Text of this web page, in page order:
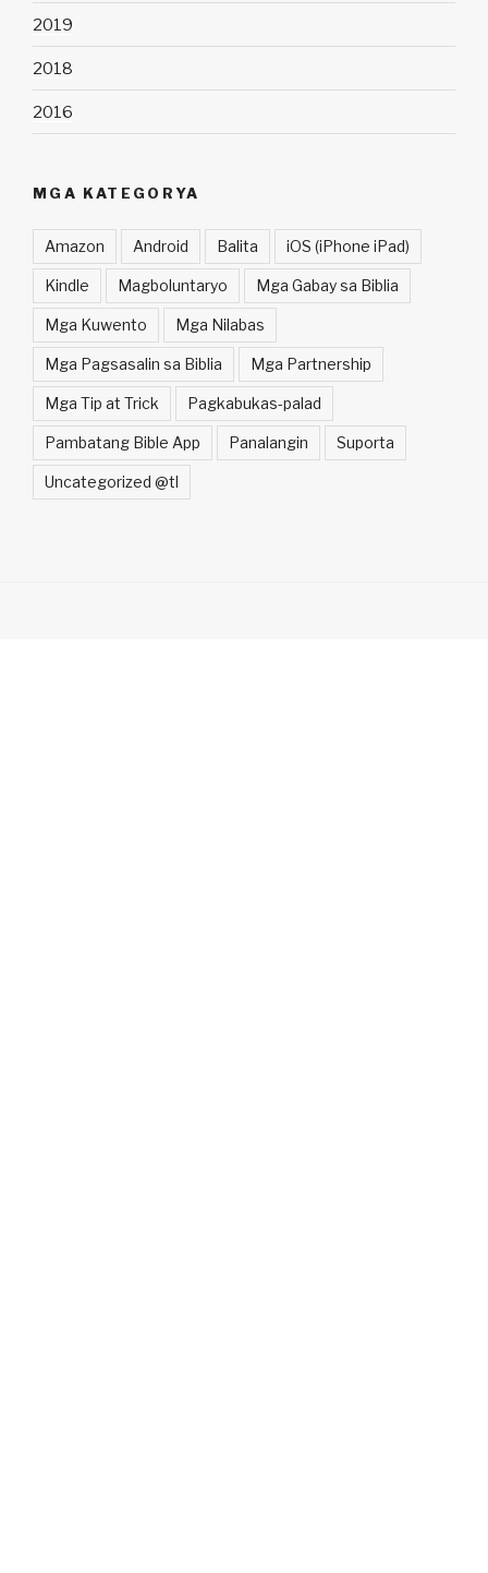
2019
2018
2016
MGA KATEGORYA
Amazon Android Balita iOS (iPhone iPad)
Kindle Magboluntaryo Mga Gabay sa Biblia
Mga Kuwento Mga Nilabas
Mga Pagsasalin sa Biblia Mga Partnership
Mga Tip at Trick Pagkabukas-palad
Pambatang Bible App Panalangin Suporta
Uncategorized @tl